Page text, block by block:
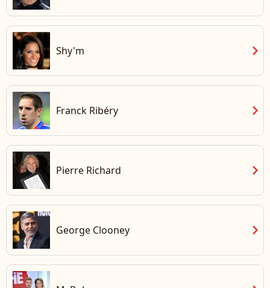
Shy'm chevron_right
Franck Ribéry chevron_right
Pierre Richard chevron_right
George Clooney chevron_right